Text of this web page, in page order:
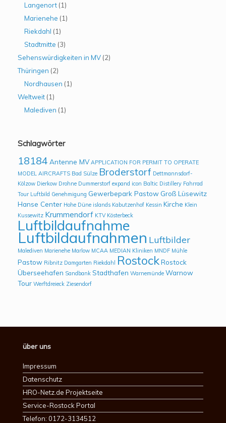
Langenort (1)
Marienehe (1)
Riekdahl (1)
Stadtmitte (3)
Sehenswürdigkeiten in MV (2)
Thüringen (2)
Nordhausen (1)
Weltweit (1)
Malediven (1)
Schlagwörter
18184 Antenne MV APPLICATION FOR PERMIT TO OPERATE
MODEL AIRCRAFTS Bad Sülze Broderstorf Dettmannsdorf-
Kölzow Dierkow Drohne Dummerstorf expand icon Baltic Distillery Fahrrad
Tour Luftbild Genehmigung Gewerbepark Pastow Groß Lüsewitz
Hanse Center Hohe Düne islands Kabutzenhof Kessin Kirche Klein
Kussewitz Krummendorf KTV Kösterbeck
Luftbildaufnahme
Luftbildaufnahmen Luftbilder
Malediven Marienehe Marlow MCAA MEDIAN Kliniken MNDF Mühle
Pastow Ribnitz Damgarten Riekdahl RostockRostock
Überseehafen Sandbank Stadthafen Warnemünde Warnow
Tour Werftdreieck Ziesendorf
über uns
Impressum
Datenschutz
HRO-Netz.de Projektseite
Service-Rostock Portal
Telefon: 0172-3134512